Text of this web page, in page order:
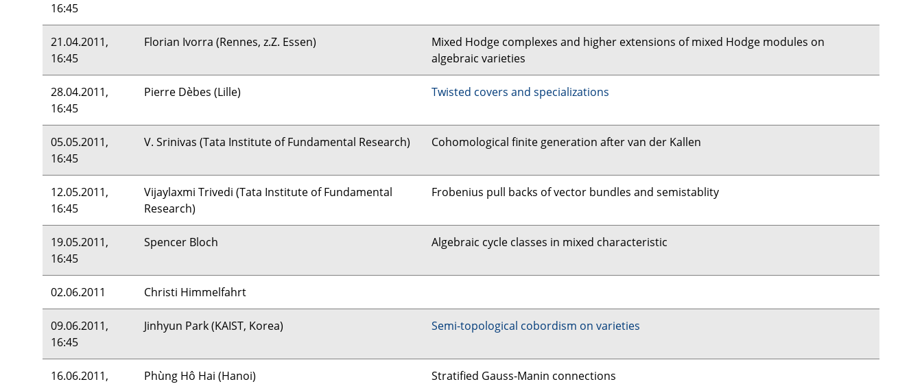
16:45
21.04.2011,
16:45
Florian Ivorra (Rennes, z.Z. Essen)
Mixed Hodge complexes and higher extensions of mixed Hodge modules on
algebraic varieties
28.04.2011,
16:45
Pierre Dèbes (Lille) Twisted covers and specializations
05.05.2011,
16:45
V. Srinivas (Tata Institute of Fundamental Research) Cohomological finite generation after van der Kallen
12.05.2011,
16:45
Vijaylaxmi Trivedi (Tata Institute of Fundamental
Research)
Frobenius pull backs of vector bundles and semistablity
19.05.2011,
16:45
Spencer Bloch Algebraic cycle classes in mixed characteristic
02.06.2011 Christi Himmelfahrt
09.06.2011,
16:45
Jinhyun Park (KAIST, Korea) Semi-topological cobordism on varieties
16.06.2011,
Phùng Hô Hai (Hanoi) Stratified Gauss-Manin connections